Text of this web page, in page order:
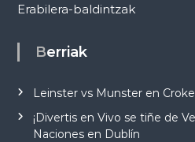
Erabilera-baldintzak
Berriak
Leinster vs Munster en
¡Divertis en Vivo se tiñe de
Naciones en Dublín